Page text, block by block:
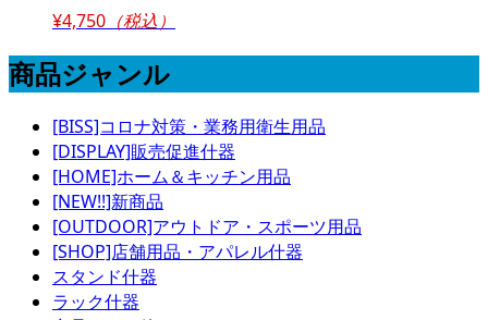
¥4,750 （税込）
商品ジャンル
[BISS]コロナ対策・業務用衛生用品
[DISPLAY]販売促進什器
[HOME]ホーム＆キッチン用品
[NEW!!]新商品
[OUTDOOR]アウトドア・スポーツ用品
[SHOP]店舗用品・アパレル什器
スタンド什器
ラック什器